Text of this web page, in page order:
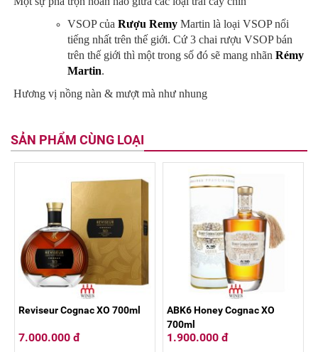
VSOP của Rượu Remy Martin là loại VSOP nổi
tiếng nhất trên thế giới. Cứ 3 chai rượu VSOP bán
trên thế giới thì một trong số đó sẽ mang nhãn Rémy
Martin.
Hương vị nồng nàn & mượt mà như nhung
SẢN PHẨM CÙNG LOẠI
Reviseur Cognac XO 700ml
7.000.000 đ
ABK6 Honey Cognac XO
700ml
1.900.000 đ